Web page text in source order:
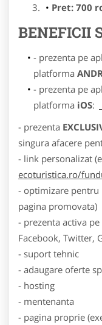
Pret: 700
BENEFICII
- prezenta pe
platforma
- prezenta pe
platforma iOS:
- prezenta
singura afacere
- link personalizat
ecoturistica.ro/
- optimizare pentru
pagina promovata)
- prezenta activa
Facebook, Twitter,
- suport tehnic
- adaugare oferte
- hosting
- mentenanta
- pagina proprie